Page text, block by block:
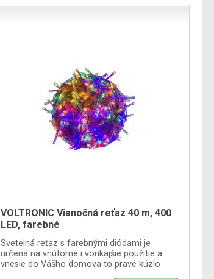
VOLTRONIC Vianočná reťaz 40 m, 400
LED, farebné
Svetelná reťaz s farebnými diódami je
určená na vnútorné i vonkajšie použitie a
vnesie do Vášho domova to pravé kúzlo